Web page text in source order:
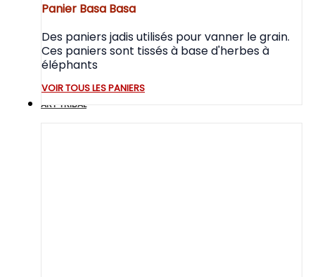
Panier Basa Basa
Des paniers jadis utilisés pour vanner le grain.
Ces paniers sont tissés à base d'herbes à
éléphants
VOIR TOUS LES PANIERS
ART TRIBAL